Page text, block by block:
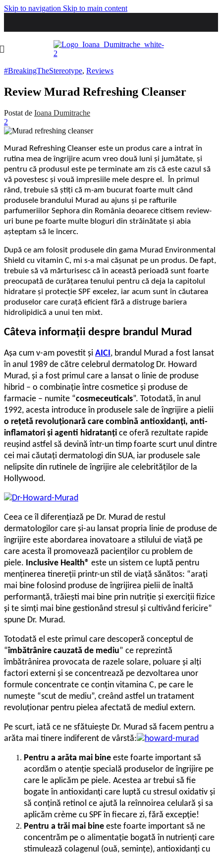
Skip to navigation Skip to main content
#BreakingTheStereotype, Reviews
Review Murad Refreshing Cleanser
Postat de Ioana Dumitrache
2
Murad Refreshing Cleanser este un produs care a intrat în
rutina mea de îngrijire acum vreo două luni şi jumătate, şi
pentru că produsul este pe terminate am zis că este cazul să
vă povestesc şi vouă impresiile mele despre el. În primul
rând, trebuie să ştiţi că m-am bucurat foarte mult când
produsele brandului Murad au ajuns şi pe rafturile
parfumeriilor Sephora din România deoarece citisem review-
uri bune pe foarte multe bloguri din străinătate şi abia
aşteptam să le încerc.
După ce am folosit produsele din gama Murad Environmental
Shield cu vitamin C, mi s-a mai căşunat pe un produs. De fapt,
trebuie să vă mărturisesc că în această perioadă sunt foarte
preocupată de curăţarea tenului pentru că deja la capitolul
hidratare şi protecţie SPF excelez, iar acum sunt în căutarea
produselor care curaţă eficient fără a distruge bariera
hidrolipidică a unui ten mixt.
Câteva informaţii despre brandul Murad
Aşa cum v-am povestit şi AICI, brandul Murad a fost lansat
în anul 1989 de către celebrul dermatolog Dr. Howard
Murad, şi a fost primul care a lansat o linie de produse
hibrid – o combinaţie între cosmetice şi produse de
farmacie – numite “cosmeceuticals”. Totodată, în anul
1992, acesta introduce în produsele sale de îngrijire a pielii
o rețetă revoluționară care combină antioxidanți, anti-
inflamatori și agenti hidratanți ce oferă rezultate rapide
reuşind astfel să devină într-un timp foarte scurt unul dintre
cei mai căutaţi dermatologi din SUA, iar produsele sale
nelipsite din rutinele de îngrijire ale celebrităţilor de la
Hollywood.
Ceea ce îl diferenţiază pe Dr. Murad de restul
dermatologilor care şi-au lansat propria linie de produse de
îngrijire este abordarea inovatoare a stilului de viaţă pe
care acesta îl promovează pacienţilor cu problem de
piele. Inclusive Health® este un sistem ce luptă pentru
menţinerea tinereții printr-un stil de viață sănătos: “araţi
mai bine folosind produse de îngrijirea pielii de înaltă
performanță, trăiești mai bine prin nutriție și exerciții fizice
și te simţi mai bine gestionând stresul și cultivând fericire”
spune Dr. Murad.
Totodată el este primul care descoperă conceptul de
“îmbătrânire cauzată de mediu” ce reprezintă
îmbătrânirea provocata de razele solare, poluare și alți
factori externi şi se concentrează pe dezvoltarea unor
formule concentrate ce conțin vitamina C, pe care le
numește “scut de mediu”, creând astfel un tratament
revoluționar pentru pielea afectată de mediul extern.
Pe scurt, iată ce ne sfătuieşte Dr. Murad să facem pentru a
arăta mai tinere indiferent de vârstă:
Pentru a arăta mai bine este foarte important să
acordăm o atenţie specială produselor de îngrijire pe
care le aplicăm pe piele. Acestea ar trebui să fie
bogate în antioxidanţi care luptă cu stresul oxidativ şi
să conţină retinol ce ajută la reînnoirea celulară şi sa
aplicăm crème cu SPF în fiecare zi, fără excepţie!
Pentru a trăi mai bine este foarte important să ne
concentrăm pe o alimentaţie bogată în nutrienţi care
stimulează colagenul (ouă, seminţe), antioxidanţi cu